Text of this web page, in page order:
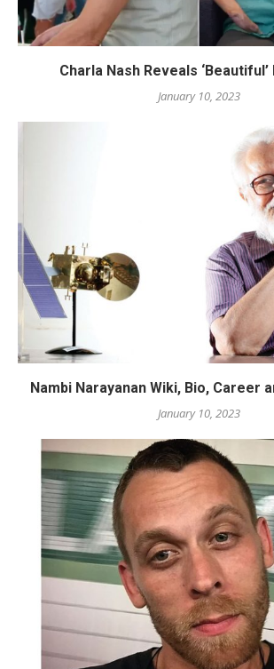
Charla Nash Reveals ‘Beautiful’
January 10, 2023
Nambi Narayanan Wiki, Bio, Career
January 10, 2023